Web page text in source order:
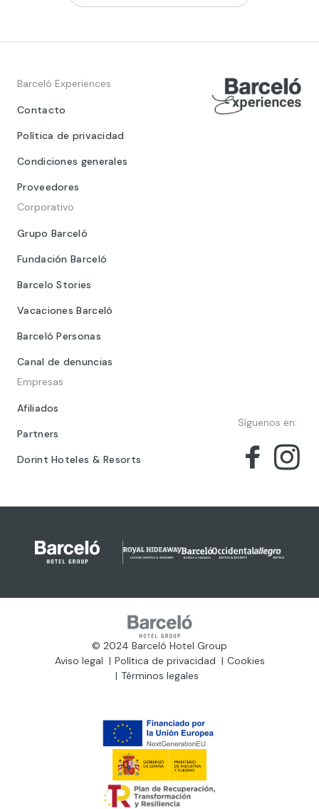
Barceló Experiences
Contacto
Política de privacidad
Condiciones generales
Proveedores
Corporativo
Grupo Barceló
Fundación Barceló
Barcelo Stories
Vacaciones Barceló
Barceló Personas
Canal de denuncias
Empresas
Afiliados
Partners
Dorint Hoteles & Resorts
Síguenos en:
© 2024 Barceló Hotel Group
Aviso legal
Política de privacidad
Cookies
Términos legales